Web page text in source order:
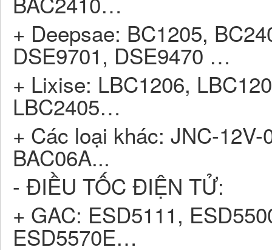
+ Deepsae: BC1205,
DSE9701, DSE9470 …
+ Lixise: LBC1206,
LBC2405…
+ Các loại khác: JNC-
BAC06A...
- ĐIỀU TỐC ĐIỆN TỬ:
+ GAC: ESD5111,
ESD5570E…